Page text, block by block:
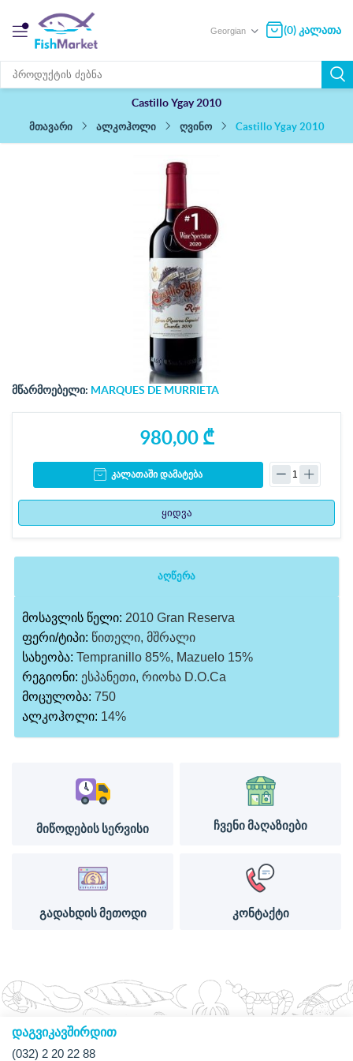
(0) კალათა
Castillo Ygay 2010
მთავარი
ალკოჰოლი ღვინო Castillo Ygay 2010
მწარმოებელი: MARQUES DE MURRIETA
980,00 ₾
კალათაში დამატება
ყიდვა
აღწერა
მოსავლის წელი: 2010 Gran Reserva
ფერი/ტიპი: წითელი, მშრალი
სახეობა: Tempranillo 85%, Mazuelo 15%
რეგიონი: ესპანეთი, რიოხა D.O.Ca
მოცულობა: 750
ალკოჰოლი: 14%
მიწოდების სერვისი ჩვენი მაღაზიები
გადახდის მეთოდი კონტაქტი
დაგვიკავშირდით
(032) 2 20 22 88